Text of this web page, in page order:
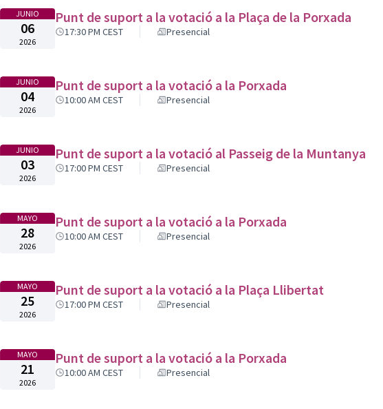
JUNIO
06
2026
Punt de suport a la votació a la Plaça de la Porxada
17:30 PM CEST Presencial
JUNIO
04
2026
Punt de suport a la votació a la Porxada
10:00 AM CEST Presencial
JUNIO
03
2026
Punt de suport a la votació al Passeig de la Muntanya
17:00 PM CEST Presencial
MAYO
28
2026
Punt de suport a la votació a la Porxada
10:00 AM CEST Presencial
MAYO
25
2026
Punt de suport a la votació a la Plaça Llibertat
17:00 PM CEST Presencial
MAYO
21
2026
Punt de suport a la votació a la Porxada
10:00 AM CEST Presencial